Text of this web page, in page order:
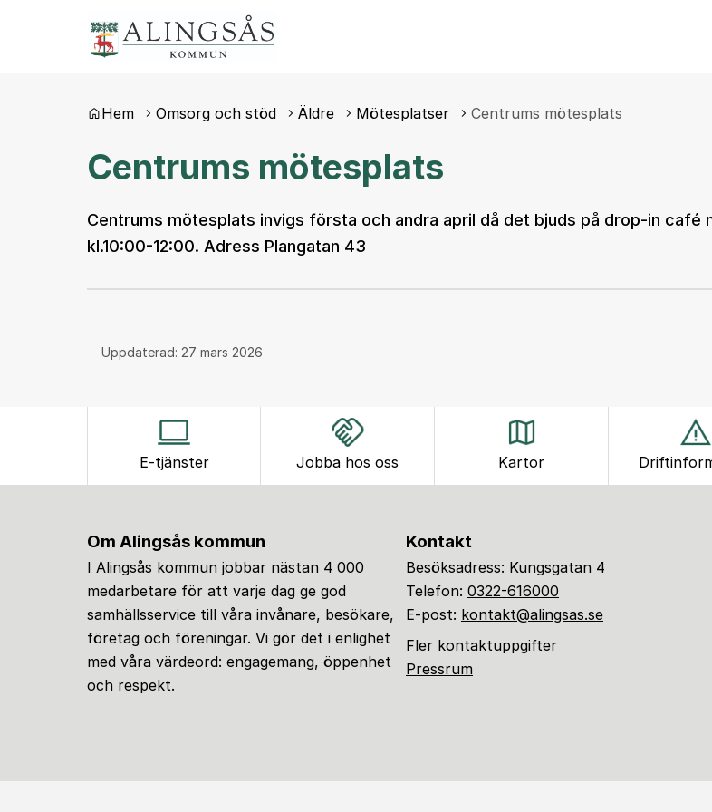
Du är här:
Hem Omsorg och stöd Äldre Mötesplatser Centrums mötesplats
Centrums mötesplats
Centrums mötesplats invigs första och andra april då det bjuds på drop-in café
kl.10:00-12:00. Adress Plangatan 43
Uppdaterad: 27 mars 2026
E-tjänster Jobba hos oss Kartor
Om Alingsås kommun
I Alingsås kommun jobbar nästan 4 000
medarbetare för att varje dag ge god
samhällsservice till våra invånare, besökare,
företag och föreningar. Vi gör det i enlighet
med våra värdeord: engagemang, öppenhet
och respekt.
Kontakt
Besöksadress: Kungsgatan 4
Telefon: 0322-616000
E-post: kontakt@alingsas.se
Fler kontaktuppgifter
Pressrum